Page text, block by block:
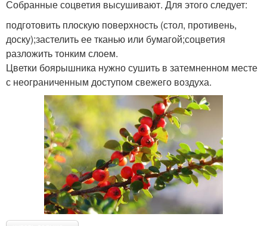
Собранные соцветия высушивают. Для этого следует:
подготовить плоскую поверхность (стол, противень,
доску);застелить ее тканью или бумагой;соцветия
разложить тонким слоем.
Цветки боярышника нужно сушить в затемненном месте
с неограниченным доступом свежего воздуха.